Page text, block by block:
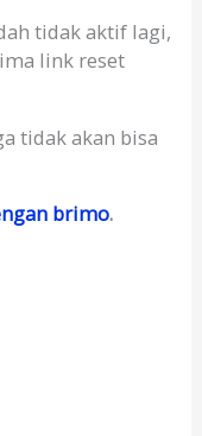
tidak aktif lagi,
link reset
tidak akan bisa
brimo.